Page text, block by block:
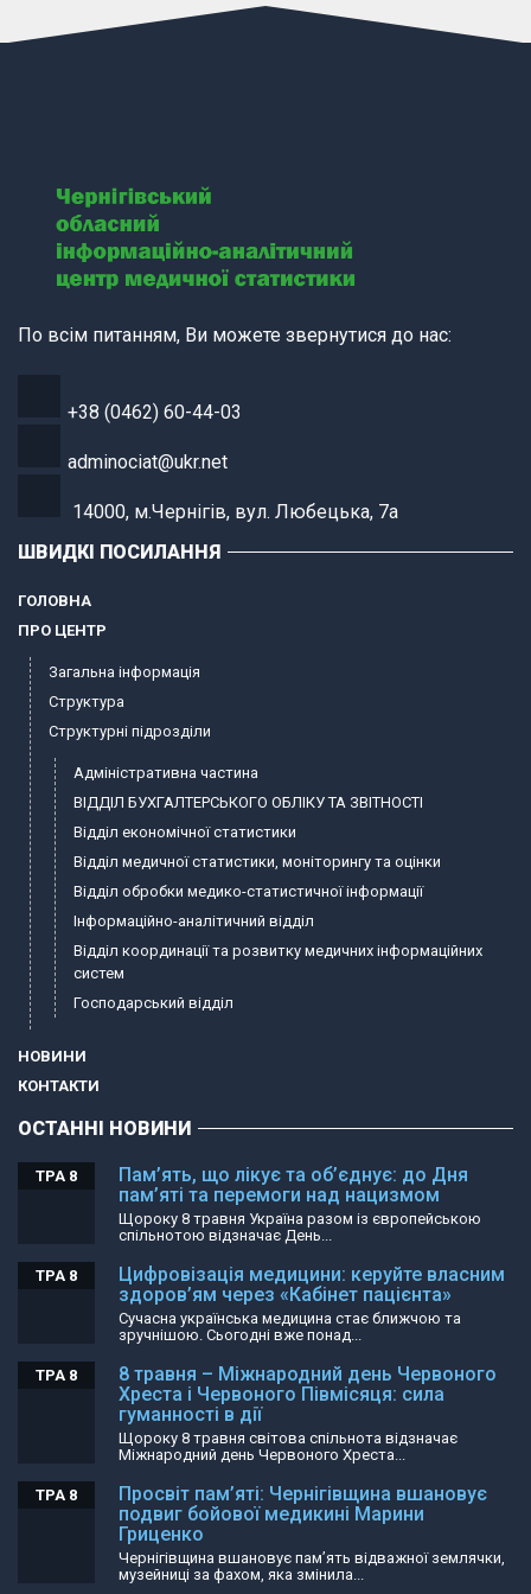
По всім питанням, Ви можете звернутися до нас:
+38 (0462) 60-44-03
adminociat@ukr.net
14000, м.Чернігів, вул. Любецька, 7а
ШВИДКІ ПОСИЛАННЯ
ГОЛОВНА
ПРО ЦЕНТР
Загальна інформація
Структура
Структурні підрозділи
Адміністративна частина
ВІДДІЛ БУХГАЛТЕРСЬКОГО ОБЛІКУ ТА ЗВІТНОСТІ
Відділ економічної статистики
Відділ медичної статистики, моніторингу та оцінки
Відділ обробки медико-статистичної інформації
Інформаційно-аналітичний відділ
Відділ координації та розвитку медичних інформаційних
систем
Господарський відділ
НОВИНИ
КОНТАКТИ
ОСТАННІ НОВИНИ
Пам’ять, що лікує та об’єднує: до Дня
пам’яті та перемоги над нацизмом
ТРА 8
Щороку 8 травня Україна разом із європейською
спільнотою відзначає День...
Цифровізація медицини: керуйте власним
здоров’ям через «Кабінет пацієнта»
ТРА 8
Сучасна українська медицина стає ближчою та
зручнішою. Сьогодні вже понад...
8 травня – Міжнародний день Червоного
Хреста і Червоного Півмісяця: сила
гуманності в дії
ТРА 8
Щороку 8 травня світова спільнота відзначає
Міжнародний день Червоного Хреста...
Просвіт пам’яті: Чернігівщина вшановує
подвиг бойової медикині Марини
Гриценко
ТРА 8
Чернігівщина вшановує пам’ять відважної землячки,
музейниці за фахом, яка змінила...